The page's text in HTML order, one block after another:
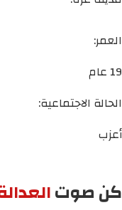
العمر:
19 عام
الحالة الاجتماعية:
أعزب
كن صوت